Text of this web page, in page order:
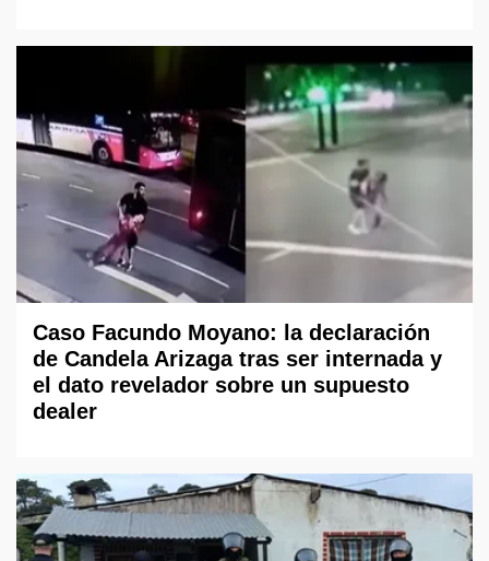
Caso Facundo Moyano: la declaración
de Candela Arizaga tras ser internada y
el dato revelador sobre un supuesto
dealer